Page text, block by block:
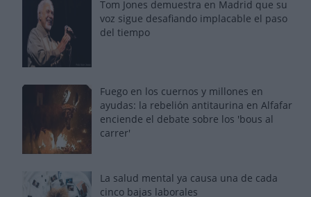
Tom Jones demuestra en Madrid que su
voz sigue desafiando implacable el paso
del tiempo
Fuego en los cuernos y millones en
ayudas: la rebelión antitaurina en Alfafar
enciende el debate sobre los 'bous al
carrer'
La salud mental ya causa una de cada
cinco bajas laborales